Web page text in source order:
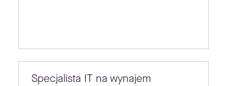
Specjalista IT na wynajem